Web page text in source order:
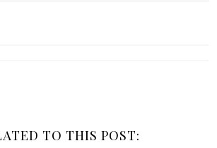
TO THIS POST: